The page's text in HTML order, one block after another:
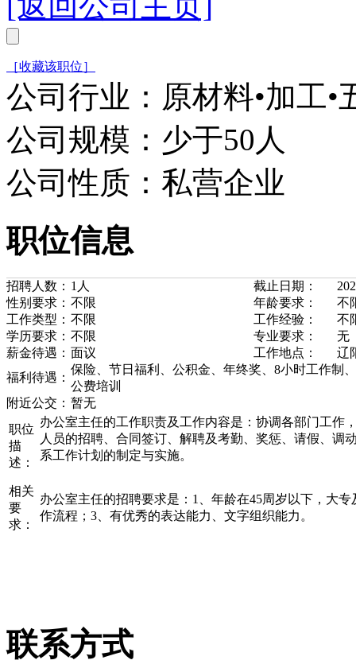
［收藏该职位］
公司行业：原材料•加工•
公司规模：少于50人
公司性质：私营企业
职位信息
招聘人数： 1人 截止日期：
性别要求： 不限 年龄要求：
不
工作类型： 不限 工作经验：
不
学历要求： 不限 专业要求：
无
薪金待遇： 面议 工作地点：
辽
福利待遇：
保险、节日福利、公积金、年终奖、8小时工作制
公费培训
附近公交： 暂无
职位
描
述：
办公室主任的工作职责及工作内容是：协调各部门工作
人员的招聘、合同签订、解聘及考勤、奖惩、请假、调
系工作计划的制定与实施。
相关
要
求：
办公室主任的招聘要求是：1、年龄在45周岁以下，大
作流程；3、有优秀的表达能力、文字组织能力。
联系方式